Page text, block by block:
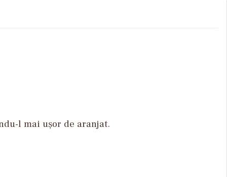
l mai ușor de aranjat.